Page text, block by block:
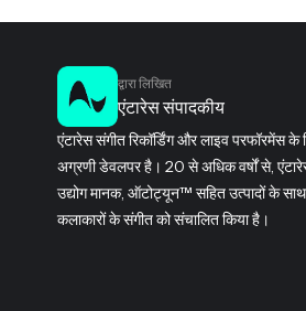
द्वारा लिखित
एंटारेस संपादकीय
एंटारेस संगीत रिकॉर्डिंग और लाइव परफॉरमेंस के
अग्रणी डेवलपर है। 20 से अधिक वर्षों से,
उद्योग मानक, ऑटोट्यून™ सहित उत्पादों के साथ
कलाकारों के संगीत को संचालित किया है।